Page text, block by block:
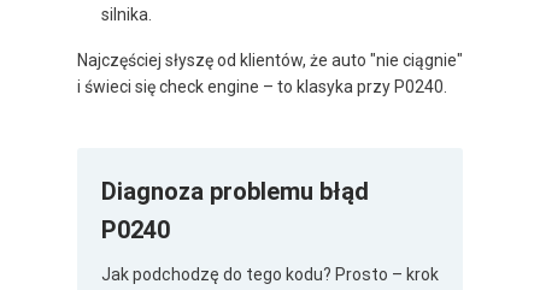
silnika.
Najczęściej słyszę od klientów, że auto "nie ciągnie"
i świeci się check engine – to klasyka przy P0240.
Diagnoza problemu błąd
P0240
Jak podchodzę do tego kodu? Prosto – krok